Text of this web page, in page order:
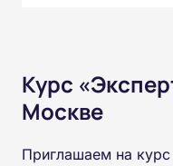
Курс
Москве
Приглашаем на